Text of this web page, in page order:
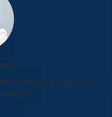
Educación y asuntos
││